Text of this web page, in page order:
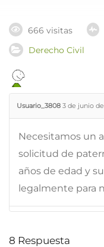
666 visitas
Derecho Civil
Usuario_3808 3 de junio de
Necesitamos un
solicitud de
años de edad y
legalmente para
8 Respuesta